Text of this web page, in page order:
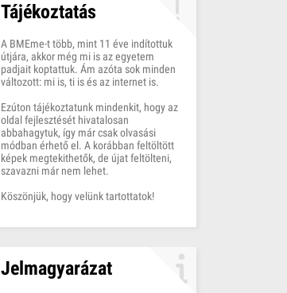
Tájékoztatás
A BMEme-t több, mint 11 éve indítottuk
útjára, akkor még mi is az egyetem
padjait koptattuk. Ám azóta sok minden
változott: mi is, ti is és az internet is.
Ezúton tájékoztatunk mindenkit, hogy az
oldal fejlesztését hivatalosan
abbahagytuk, így már csak olvasási
módban érhető el. A korábban feltöltött
képek megtekithetők, de újat feltölteni,
szavazni már nem lehet.
Köszönjük, hogy velünk tartottatok!
Jelmagyarázat